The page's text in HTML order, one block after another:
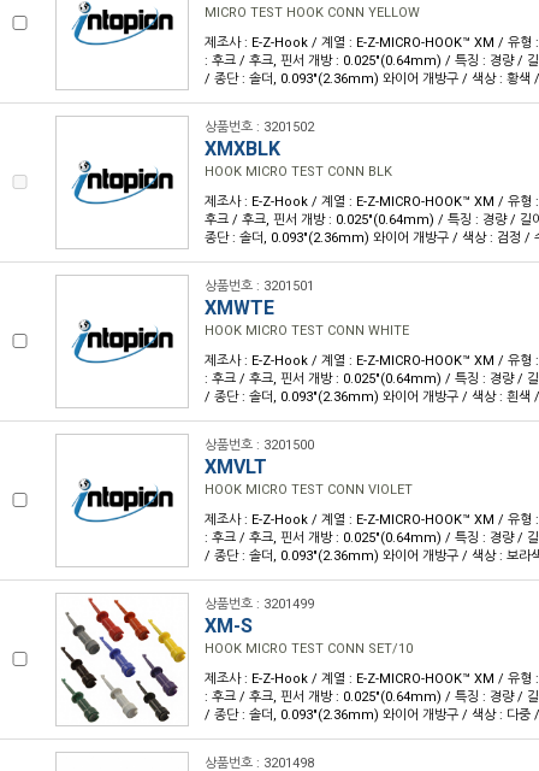
MICRO TEST HOOK CONN YELLOW
제조사 : E-Z-Hook / 계열 : E-Z-MICRO-HOOK™ XM / 유형
: 후크 / 후크, 핀서 개방 : 0.025"(0.64mm) / 특징 : 경량 /
/ 종단 : 솔더, 0.093"(2.36mm) 와이어 개방구 / 색상 : 황색
상품번호 : 3201502
XMXBLK
HOOK MICRO TEST CONN BLK
제조사 : E-Z-Hook / 계열 : E-Z-MICRO-HOOK™ XM / 유형
후크 / 후크, 핀서 개방 : 0.025"(0.64mm) / 특징 : 경량 /
종단 : 솔더, 0.093"(2.36mm) 와이어 개방구 / 색상 : 검정 /
상품번호 : 3201501
XMWTE
HOOK MICRO TEST CONN WHITE
제조사 : E-Z-Hook / 계열 : E-Z-MICRO-HOOK™ XM / 유형
: 후크 / 후크, 핀서 개방 : 0.025"(0.64mm) / 특징 : 경량 /
/ 종단 : 솔더, 0.093"(2.36mm) 와이어 개방구 / 색상 : 흰색
상품번호 : 3201500
XMVLT
HOOK MICRO TEST CONN VIOLET
제조사 : E-Z-Hook / 계열 : E-Z-MICRO-HOOK™ XM / 유형
: 후크 / 후크, 핀서 개방 : 0.025"(0.64mm) / 특징 : 경량 /
/ 종단 : 솔더, 0.093"(2.36mm) 와이어 개방구 / 색상 : 보라
상품번호 : 3201499
XM-S
HOOK MICRO TEST CONN SET/10
제조사 : E-Z-Hook / 계열 : E-Z-MICRO-HOOK™ XM / 유형
: 후크 / 후크, 핀서 개방 : 0.025"(0.64mm) / 특징 : 경량 /
/ 종단 : 솔더, 0.093"(2.36mm) 와이어 개방구 / 색상 : 다중
상품번호 : 3201498